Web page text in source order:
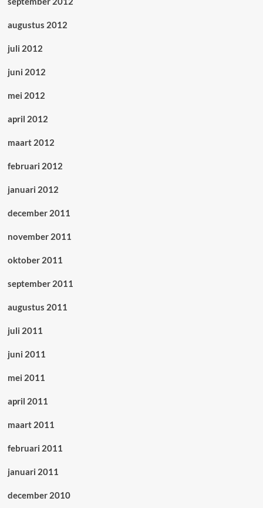
augustus 2012
juli 2012
juni 2012
mei 2012
april 2012
maart 2012
februari 2012
januari 2012
december 2011
november 2011
oktober 2011
september 2011
augustus 2011
juli 2011
juni 2011
mei 2011
april 2011
maart 2011
februari 2011
januari 2011
december 2010